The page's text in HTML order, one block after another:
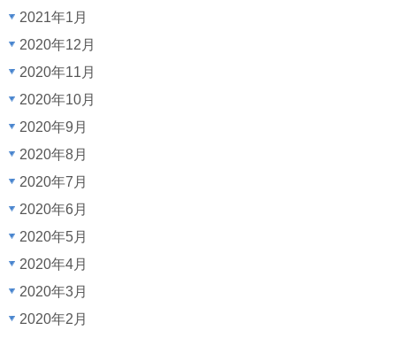
2021年1月
2020年12月
2020年11月
2020年10月
2020年9月
2020年8月
2020年7月
2020年6月
2020年5月
2020年4月
2020年3月
2020年2月